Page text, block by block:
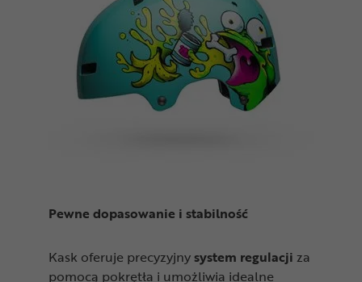
Pewne dopasowanie i stabilność
Kask oferuje precyzyjnysystem regulacji za
pomocą pokrętła i umożliwia idealne